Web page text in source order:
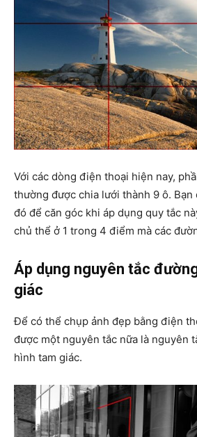
Với các dòng điện thoại hiện nay,
thường được chia lưới thành 9 ô.
đó để căn góc khi áp dụng quy tắc
chủ thể ở 1 trong 4 điểm mà các
Áp dụng nguyên tắc
giác
Để có thể chụp ảnh đẹp bằng điện
được một nguyên tắc nữa là nguyên
hình tam giác.